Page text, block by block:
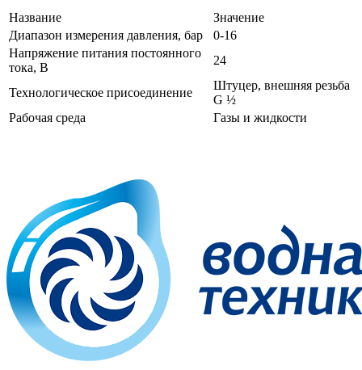
Название
Значение
Диапазон измерения давления, бар
0-16
Напряжение питания постоянного
тока, В
24
Технологическое присоединение
Штуцер, внешняя резьба
G ½
Рабочая среда
Газы и жидкости